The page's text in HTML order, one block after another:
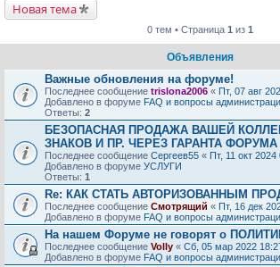
Новая тема
0 тем • Страница 1 из 1
Объявления
Важные обновления на форуме!
Последнее сообщение trislona2006 « Пт, 07 авг
Добавлено в форуме FAQ и вопросы
Ответы: 2
БЕЗОПАСНАЯ ПРОДАЖА ВАШЕЙ
ЗНАКОВ И ПР. ЧЕРЕЗ ГАРАНТА ФОРУМА
Последнее сообщение Сергеев55 « Пт, 11 окт 2024
Добавлено в форуме УСЛУГИ
Ответы: 1
Re: КАК СТАТЬ АВТОРИЗОВАННЫМ
Последнее сообщение Смотрящий « Пт, 16 дек
Добавлено в форуме FAQ и вопросы
На нашем Форуме не говорят о
Последнее сообщение Volly « Сб, 05 мар 2022
Добавлено в форуме FAQ и вопросы